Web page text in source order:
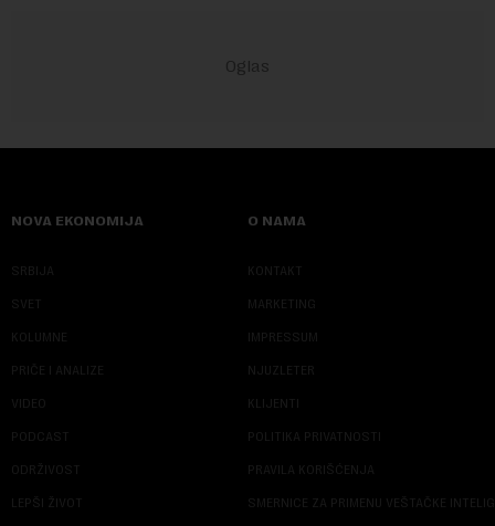
NOVA EKONOMIJA
SRBIJA
SVET
KOLUMNE
PRIČE I ANALIZE
VIDEO
PODCAST
ODRŽIVOST
LEPŠI ŽIVOT
O NAMA
KONTAKT
MARKETING
IMPRESSUM
NJUZLETER
KLIJENTI
POLITIKA PRIVATNOSTI
PRAVILA KORIŠĆENJA
SMERNICE ZA PRIMENU VEŠTAČKE